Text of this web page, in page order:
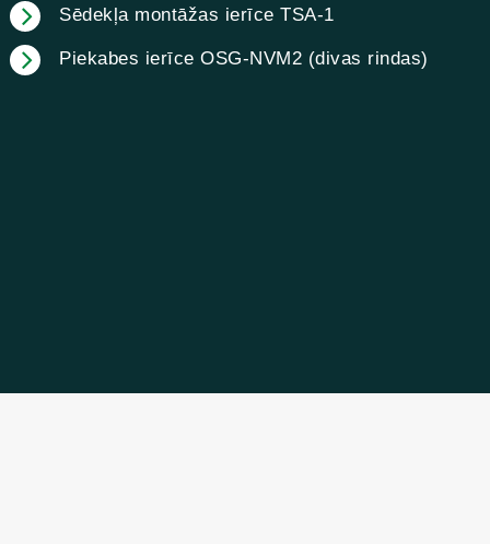
Sēdekļa montāžas ierīce TSA-1
Piekabes ierīce OSG-NVM2 (divas rindas)